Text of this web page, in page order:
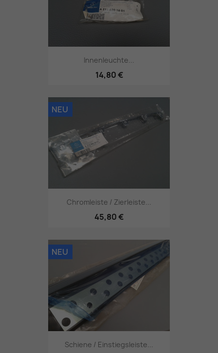
Innenleuchte...
14,80 €
Chromleiste / Zierleiste...
45,80 €
NEU
Schiene / Einstiegsleiste...
NEU